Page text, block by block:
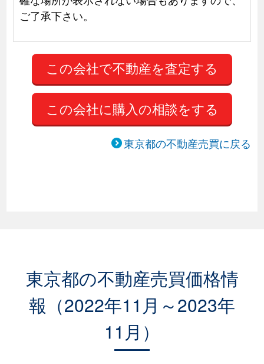
ご了承下さい。
この会社に購入の相談をする
東京都の不動産売買に戻る
東京都の不動産売買価格情
報（2022年11月～2023年
11月）